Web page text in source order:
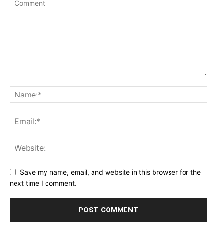
Save my name, email, and website in this browser for the
next time I comment.